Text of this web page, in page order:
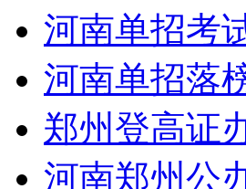
河南单招考
河南单招落
郑州登高证
河南郑州公